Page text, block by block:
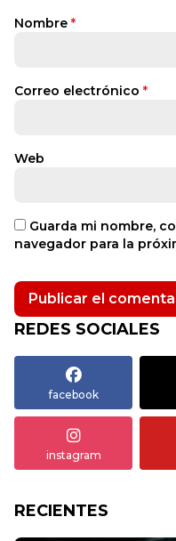
Nombre *
Correo electrónico *
Web
Guarda mi nombre,
navegador para la
REDES SOCIALES
facebook
instagram
RECIENTES